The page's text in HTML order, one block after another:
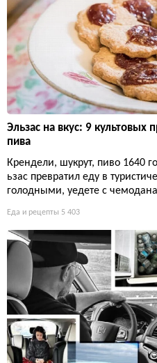
Эльзас на вкус: 9 культовых
пива
Крендели, шукрут, пиво 1640
ьзас превратил еду в
голодными, уедете с
Еда и рецепты 5 403